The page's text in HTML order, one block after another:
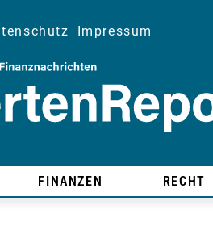
Impressum
FINANZEN RECHT